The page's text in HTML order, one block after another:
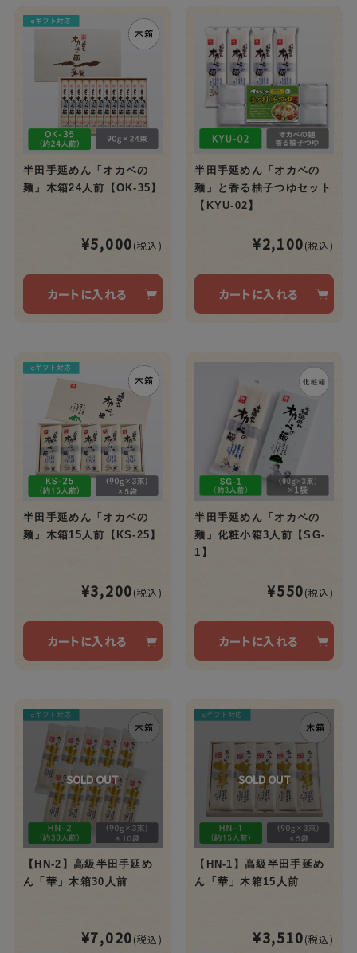
半田手延めん「オカベの
麺」木箱24人前【OK-35】
¥5,000(税込)
カートに入れる
半田手延めん「オカベの
麺」と香る柚子つゆセット
【KYU-02】
¥2,100(税込)
カートに入れる
半田手延めん「オカベの
麺」木箱15人前【KS-25】
¥3,200(税込)
カートに入れる
半田手延めん「オカベの
麺」化粧小箱3人前【SG-
1】
¥550(税込)
カートに入れる
【HN-2】高級半田手延め
ん「華」木箱30人前
¥7,020(税込)
【HN-1】高級半田手延め
ん「華」木箱15人前
¥3,510(税込)